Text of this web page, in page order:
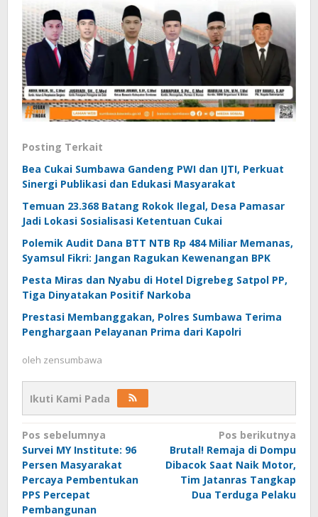
Posting Terkait
Bea Cukai Sumbawa Gandeng PWI dan IJTI, Perkuat
Sinergi Publikasi dan Edukasi Masyarakat
Temuan 23.368 Batang Rokok Ilegal, Desa Pamasar
Jadi Lokasi Sosialisasi Ketentuan Cukai
Polemik Audit Dana BTT NTB Rp 484 Miliar Memanas,
Syamsul Fikri: Jangan Ragukan Kewenangan BPK
Pesta Miras dan Nyabu di Hotel Digrebeg Satpol PP,
Tiga Dinyatakan Positif Narkoba
Prestasi Membanggakan, Polres Sumbawa Terima
Penghargaan Pelayanan Prima dari Kapolri
oleh zensumbawa
Ikuti Kami Pada
Navigasi
pos
Pos sebelumnya
Survei MY Institute: 96
Persen Masyarakat
Percaya Pembentukan
PPS Percepat
Pembangunan
Pos berikutnya
Brutal! Remaja di Dompu
Dibacok Saat Naik Motor,
Tim Jatanras Tangkap
Dua Terduga Pelaku